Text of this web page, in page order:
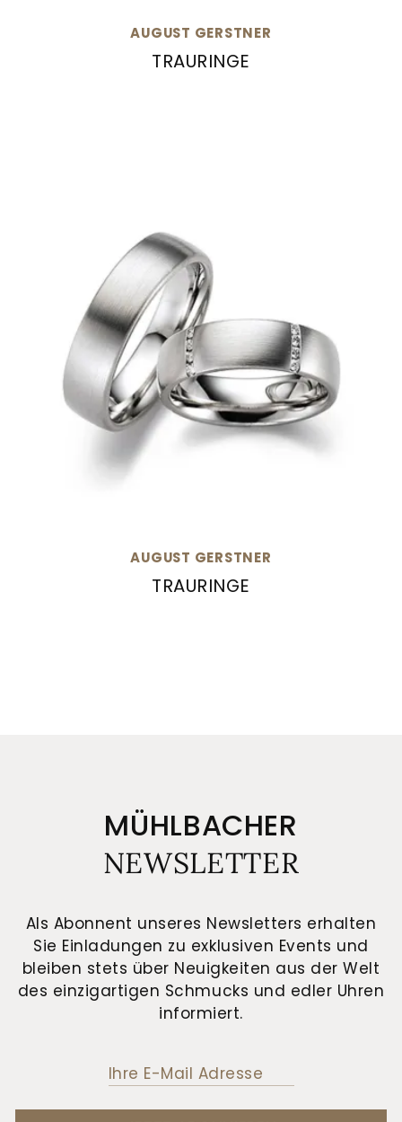
AUGUST GERSTNER
TRAURINGE
AUGUST GERSTNER
TRAURINGE
MÜHLBACHER
NEWSLETTER
Als Abonnent unseres Newsletters erhalten
Sie Einladungen zu exklusiven Events und
bleiben stets über Neuigkeiten aus der Welt
des einzigartigen Schmucks und edler Uhren
informiert.